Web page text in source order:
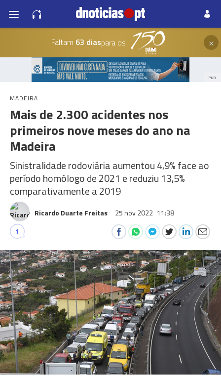
Faltam 63 diaspara os ×
PUB
MADEIRA
Mais de 2.300 acidentes nos
primeiros nove meses do ano na
Madeira
Sinistralidade rodoviária aumentou 4,9% face ao
período homólogo de 2021 e reduziu 13,5%
comparativamente a 2019
Ricardo Duarte Freitas 25 nov 2022 11:38
1